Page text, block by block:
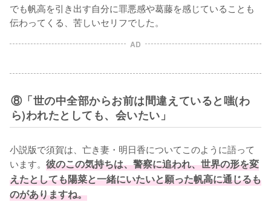
でも帆高を引き出す自分に罪悪感や葛藤を感じていることも
伝わってくる、苦しいセリフでした。
AD
⑧「世の中全部からお前は間違えていると嗤(わ
ら)われたとしても、会いたい」
小説版で須賀は、亡き妻・明日香についてこのように語って
います。 彼のこの気持ちは、警察に追われ、世界の形を変
えたとしても陽菜と一緒にいたいと願った帆高に通じるも
のがありますね。